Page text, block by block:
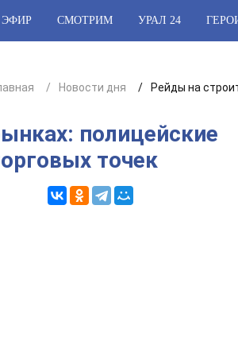
ЭФИР СМОТРИМ УРАЛ 24
Новости дня Рейды на
полицейские
точек